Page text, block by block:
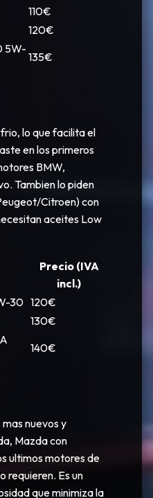
110€
120€
5W-
135€
lo que facilita el
en los primeros
BMW,
Tambien lo piden
Citroen) con
aceites Low
Precio (IVA
incl.)
30 120€
130€
140€
nuevos y
Mazda con
ultimos motores de
requieren. Es un
que minimiza la